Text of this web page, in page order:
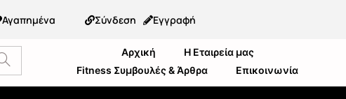
Αγαπημένα Σύνδεση Εγγραφή
Αρχική
Η Εταιρεία μας
Fitness Συμβουλές & Άρθρα
Επικοινωνία